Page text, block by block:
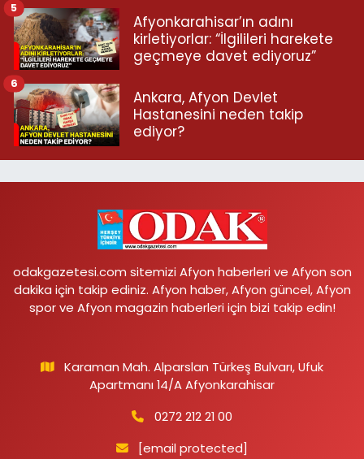
Afyonkarahisar’ın adını
kirletiyorlar: “İlgilileri harekete
geçmeye davet ediyoruz”
5
Ankara, Afyon Devlet
Hastanesini neden takip
ediyor?
6
odakgazetesi.com sitemizi Afyon haberleri ve Afyon son
dakika için takip ediniz. Afyon haber, Afyon güncel, Afyon
spor ve Afyon magazin haberleri için bizi takip edin!
Karaman Mah. Alparslan Türkeş Bulvarı, Ufuk
Apartmanı 14/A Afyonkarahisar
0272 212 21 00
[email protected]